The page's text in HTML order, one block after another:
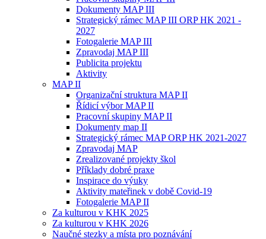
Dokumenty MAP III
Strategický rámec MAP III ORP HK 2021 -
2027
Fotogalerie MAP III
Zpravodaj MAP III
Publicita projektu
Aktivity
MAP II
Organizační struktura MAP II
Řídicí výbor MAP II
Pracovní skupiny MAP II
Dokumenty map II
Strategický rámec MAP ORP HK 2021-2027
Zpravodaj MAP
Zrealizované projekty škol
Příklady dobré praxe
Inspirace do výuky
Aktivity mateřinek v době Covid-19
Fotogalerie MAP II
Za kulturou v KHK 2025
Za kulturou v KHK 2026
Naučné stezky a místa pro poznávání